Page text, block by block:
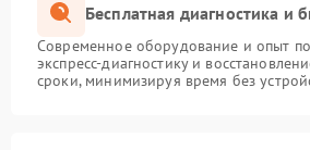
Бесплатная диагностика и
Современное оборудование и опыт
экспресс-диагностику и
сроки, минимизируя время без